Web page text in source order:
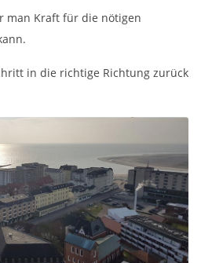
man Kraft für die nötigen
in die richtige Richtung zurück